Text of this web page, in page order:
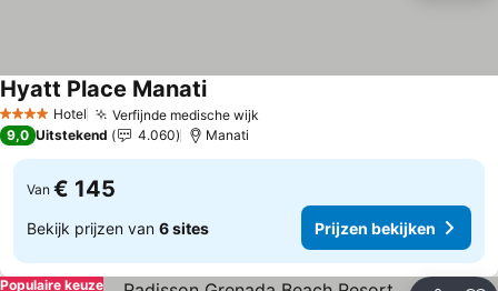
4 SterrenHotel Verfijnde medische wijk
Hyatt Place ManatiPrijzen bekijken
9,0 Uitstekend 4.060 Manati
Van € 145
Bekijk prijzen van 6 sites Prijzen bekijken
Populaire keuze